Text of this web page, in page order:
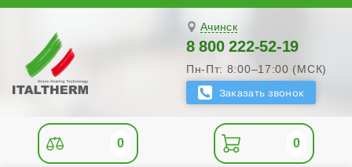
Ачинск
8 800 222-52-19
Пн-Пт: 8:00–17:00 (МСК)
0 0